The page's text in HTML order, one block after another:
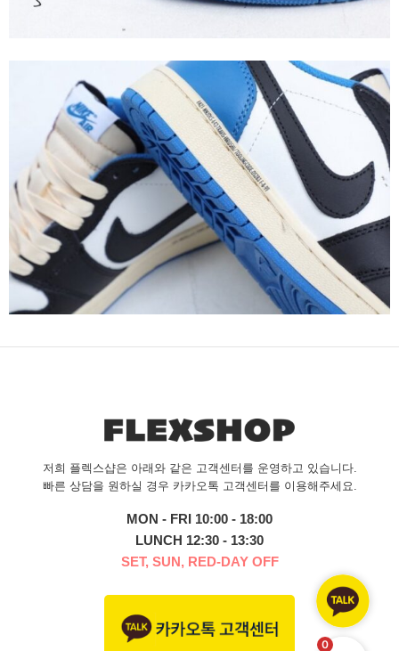
저희 플렉스샵은 아래와 같은 고객센터를 운영하고 있습니다.
빠른 상담을 원하실 경우 카카오톡 고객센터를 이용해주세요.
MON - FRI 10:00 - 18:00
LUNCH 12:30 - 13:30
SET, SUN, RED-DAY OFF
0